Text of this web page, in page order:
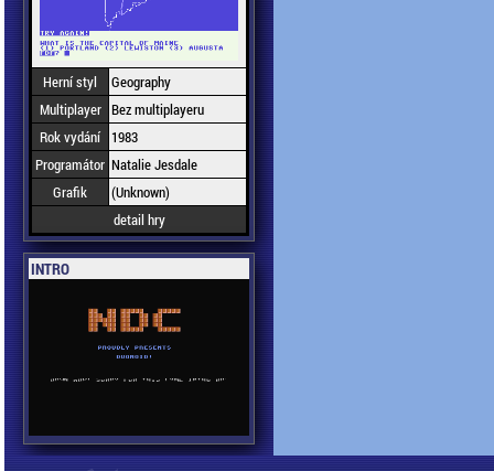
Herní styl
Geography
Multiplayer Bez multiplayeru
Rok vydání
1983
Programátor Natalie Jesdale
Grafik
(Unknown)
detail hry
INTRO